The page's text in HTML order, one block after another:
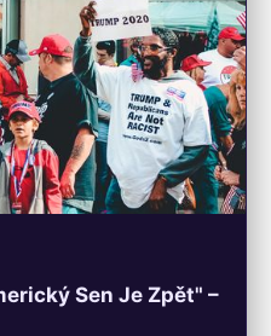
Sen Je Zpět" –